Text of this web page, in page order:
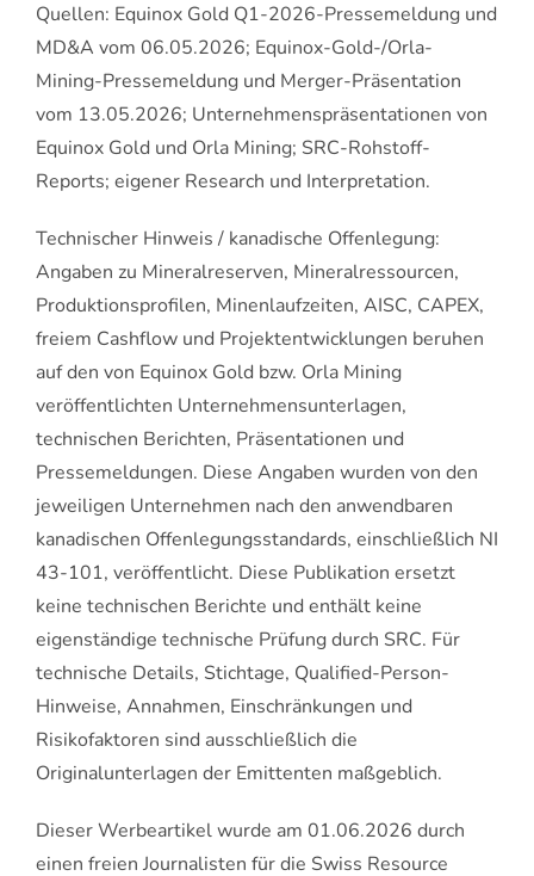
Quellen: Equinox Gold Q1-2026-Pressemeldung und
MD&A vom 06.05.2026; Equinox-Gold-/Orla-
Mining-Pressemeldung und Merger-Präsentation
vom 13.05.2026; Unternehmenspräsentationen von
Equinox Gold und Orla Mining; SRC-Rohstoff-
Reports; eigener Research und Interpretation.
Technischer Hinweis / kanadische Offenlegung:
Angaben zu Mineralreserven, Mineralressourcen,
Produktionsprofilen, Minenlaufzeiten, AISC, CAPEX,
freiem Cashflow und Projektentwicklungen beruhen
auf den von Equinox Gold bzw. Orla Mining
veröffentlichten Unternehmensunterlagen,
technischen Berichten, Präsentationen und
Pressemeldungen. Diese Angaben wurden von den
jeweiligen Unternehmen nach den anwendbaren
kanadischen Offenlegungsstandards, einschließlich NI
43-101, veröffentlicht. Diese Publikation ersetzt
keine technischen Berichte und enthält keine
eigenständige technische Prüfung durch SRC. Für
technische Details, Stichtage, Qualified-Person-
Hinweise, Annahmen, Einschränkungen und
Risikofaktoren sind ausschließlich die
Originalunterlagen der Emittenten maßgeblich.
Dieser Werbeartikel wurde am 01.06.2026 durch
einen freien Journalisten für die Swiss Resource